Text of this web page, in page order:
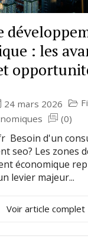
: les
24 mars 2026
(0)
Besoin d'un
seo? Les zones
économique
levier majeur...
Voir article complet